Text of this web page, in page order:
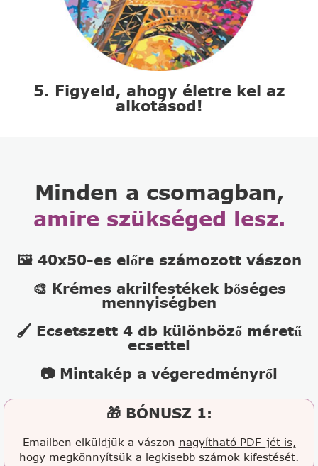
5. Figyeld, ahogy életre kel az
alkotásod!
Minden a csomagban,
amire szükséged lesz.
🖼️ 40x50-es előre számozott vászon
🎨 Krémes akrilfestékek bőséges
mennyiségben
🖌️ Ecsetszett 4 db különböző méretű
ecsettel
📷 Mintakép a végeredményről
🎁 BÓNUSZ 1:
Emailben elküldjük a vászon nagyítható PDF-jét is,
hogy megkönnyítsük a legkisebb számok kifestését.